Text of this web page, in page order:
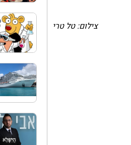
צילום: טל טרי